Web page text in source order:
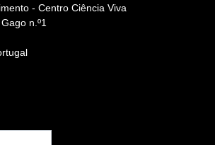
- Centro Ciência Viva
n.º1